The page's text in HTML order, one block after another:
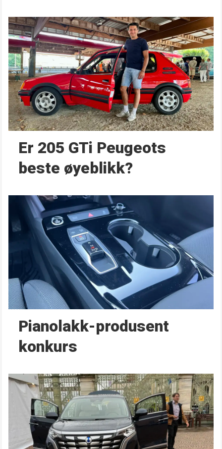
Er 205 GTi Peugeots
beste øyeblikk?
Pianolakk-produsent
konkurs